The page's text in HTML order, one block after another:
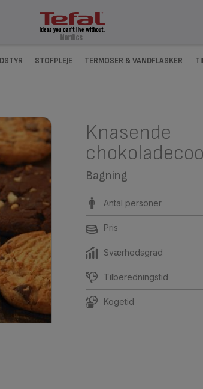
STOFPLEJE TERMOSER & VANDFLASKER
Knasende
Bagning
Antal personer
Pris
Sværhedsgrad
Tilberedningstid
Kogetid